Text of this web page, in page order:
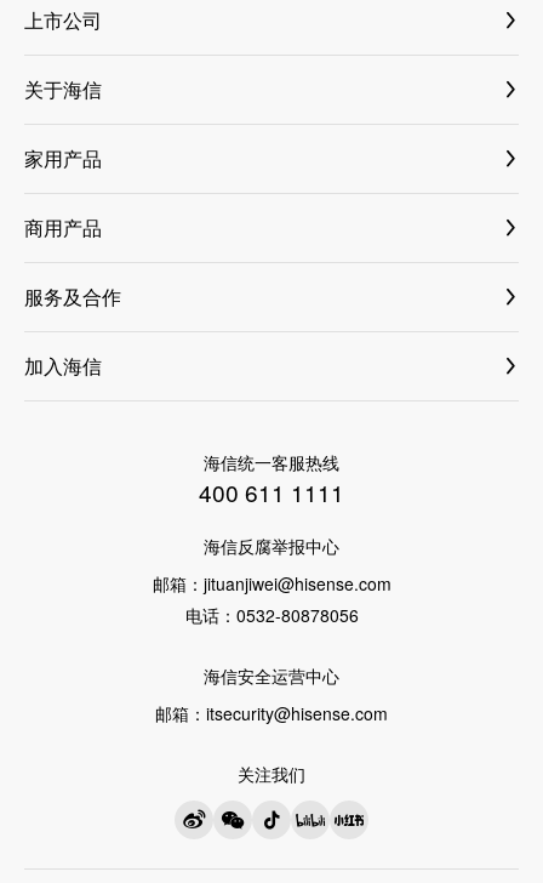
上市公司
海信视像 600060
海信家电 000921
三电控股 6444
乾照光电 300102
科林电气 603050
关于海信
媒体资料库
新闻与活动
国内新闻
国际新闻
科技创新
集团介绍
家用产品
大薄荷套系
古洛尼
小家电
家电
ASKO
迷你洗衣机
商用产品
纳真科技
乾照光电
海信信芯微
海信网络能源
服务及合作
商业合作
增值服务
加入海信
社会招聘
海信统一客服热线
400 611 1111
海信反腐举报中心
邮箱： jituanjiwei@hisense.com
电话： 0532-80878056
海信安全运营中心
邮箱： itsecurity@hisense.com
关注我们